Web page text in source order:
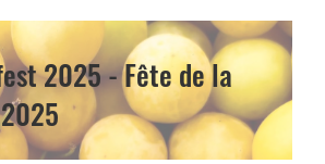
2025 - Fête de la